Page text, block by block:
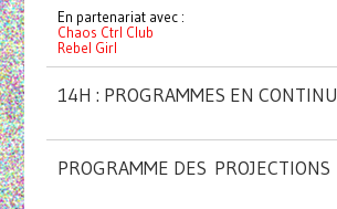
En partenariat avec :
Chaos Ctrl Club
Rebel Girl
14H : PROGRAMMES EN CONTINU
PROGRAMME DES PROJECTIONS